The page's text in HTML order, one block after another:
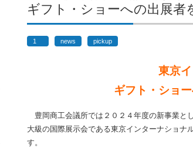
ギフト・ショーへの出展者
1 news pickup
東京
ギフト・ショ
豊岡商工会議所では２０２４年度の新事業と
大級の国際展示会である東京インターナショナ
す。